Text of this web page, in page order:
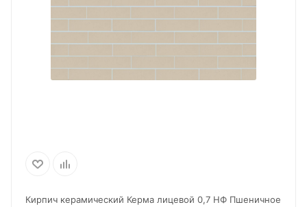
Кирпич керамический Керма лицевой 0,7 НФ Пшеничное